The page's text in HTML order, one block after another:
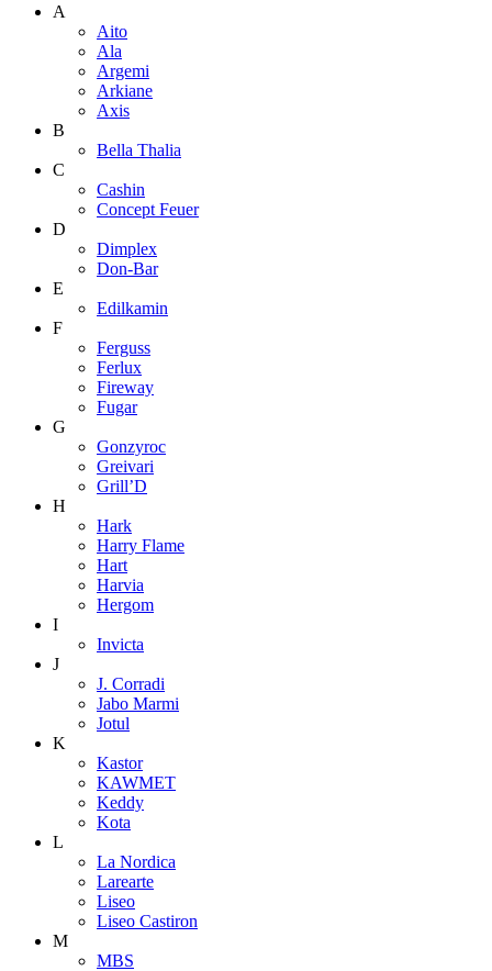
A
Aito
Ala
Argemi
Arkiane
Axis
B
Bella Thalia
C
Cashin
Concept Feuer
D
Dimplex
Don-Bar
E
Edilkamin
F
Ferguss
Ferlux
Fireway
Fugar
G
Gonzyroc
Greivari
Grill’D
H
Hark
Harry Flame
Hart
Harvia
Hergom
I
Invicta
J
J. Corradi
Jabo Marmi
Jotul
K
Kastor
KAWMET
Keddy
Kota
L
La Nordica
Larearte
Liseo
Liseo Castiron
M
MBS